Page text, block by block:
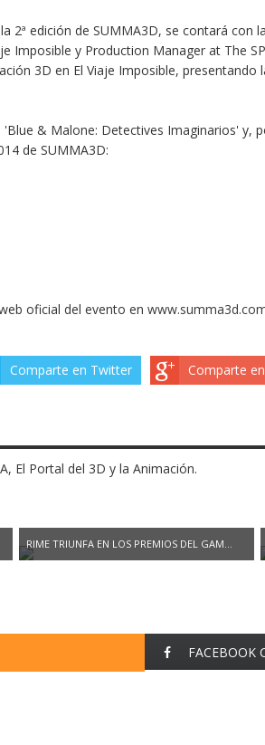
2ª edición de SUMMA3D, se contará con
Imposible y Production Manager at The
3D en El Viaje Imposible, presentando
& Malone: Detectives Imaginarios' y,
de SUMMA3D:
oficial del evento en
Comparte en Twitter Comparte
El Portal del 3D y la Animación.
RIME TRIUNFA EN LOS PREMIOS DEL GAM...
FACEBOOK